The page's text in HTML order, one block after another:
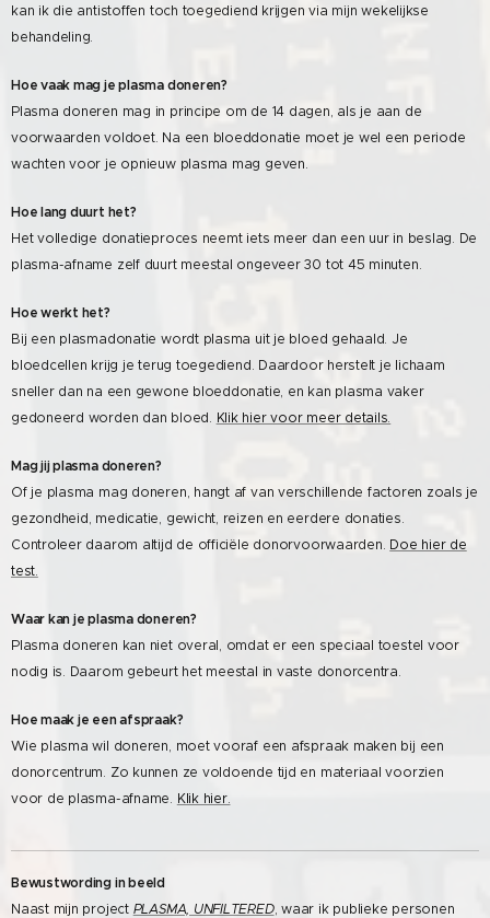
kan ik die antistoffen toch toegediend krijgen via mijn wekelijkse
behandeling.
Hoe vaak mag je plasma doneren?
Plasma doneren mag in principe om de 14 dagen, als je aan de
voorwaarden voldoet. Na een bloeddonatie moet je wel een periode
wachten voor je opnieuw plasma mag geven.
Hoe lang duurt het?
Het volledige donatieproces neemt iets meer dan een uur in beslag. De
plasma-afname zelf duurt meestal ongeveer 30 tot 45 minuten.
Hoe werkt het?
Bij een plasmadonatie wordt plasma uit je bloed gehaald. Je
bloedcellen krijg je terug toegediend. Daardoor herstelt je lichaam
sneller dan na een gewone bloeddonatie, en kan plasma vaker
gedoneerd worden dan bloed. Klik hier voor meer details.
Mag jij plasma doneren?
Of je plasma mag doneren, hangt af van verschillende factoren zoals je
gezondheid, medicatie, gewicht, reizen en eerdere donaties.
Controleer daarom altijd de officiële donorvoorwaarden. Doe hier de
test.
Waar kan je plasma doneren?
Plasma doneren kan niet overal, omdat er een speciaal toestel voor
nodig is. Daarom gebeurt het meestal in vaste donorcentra.
Hoe maak je een afspraak?
Wie plasma wil doneren, moet vooraf een afspraak maken bij een
donorcentrum. Zo kunnen ze voldoende tijd en materiaal voorzien
voor de plasma-afname. Klik hier.
Bewustwording in beeld
Naast mijn project PLASMA, UNFILTERED, waar ik publieke personen